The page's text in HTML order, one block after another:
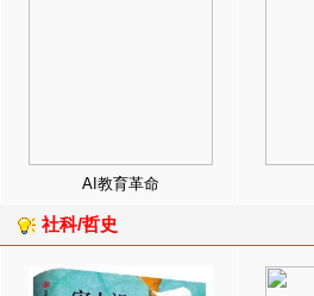
AI教育革命
社科/哲史